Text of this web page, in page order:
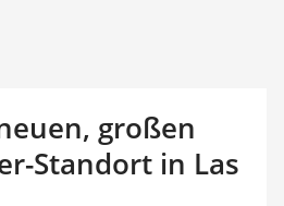
großen
Standort in Las